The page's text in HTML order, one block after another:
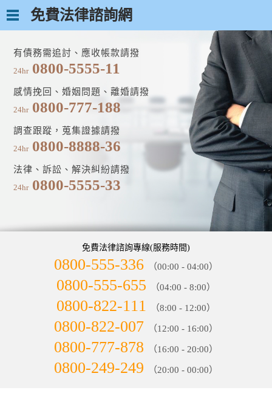
免費法律諮詢網
有債務需追討、應收帳款請撥
24hr 0800-5555-11
感情挽回、婚姻問題、離婚請撥
24hr 0800-777-188
調查跟蹤，蒐集證據請撥
24hr 0800-8888-36
法律、訴訟、解決糾紛請撥
24hr 0800-5555-33
免費法律諮詢專線(服務時間)
0800-555-336 （00:00 - 04:00）
0800-555-655 （04:00 - 8:00）
0800-822-111 （8:00 - 12:00）
0800-822-007 （12:00 - 16:00）
0800-777-878 （16:00 - 20:00）
0800-249-249 （20:00 - 00:00）